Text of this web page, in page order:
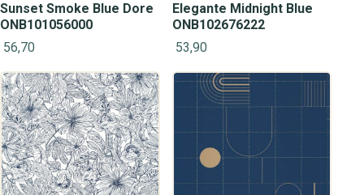
Sunset Smoke Blue Dore
ONB101056000
56,70
Elegante Midnight Blue
ONB102676222
53,90